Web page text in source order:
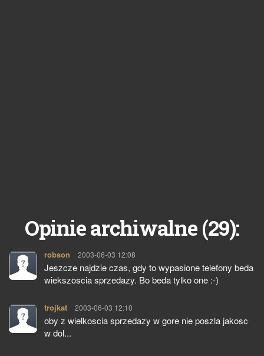
Opinie archiwalne (29):
robson pisze:
2003-06-03 12:08
Jeszcze najdzie czas, gdy to wypasione telefony beda
wiekszoscia sprzedazy. Bo beda tylko one :-)
trojkat pisze:
2003-06-03 12:10
oby z wielkoscia sprzedazy w gore nie poszla jakosc
w dol...